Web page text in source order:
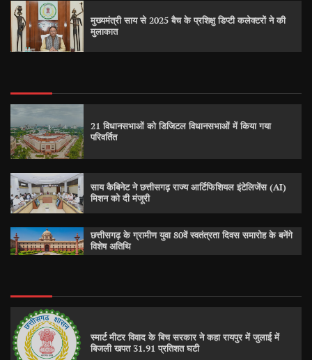
मुख्यमंत्री साय से 2025 बैच के प्रशिक्षु डिप्टी कलेक्टरों ने की
मुलाकात
21 विधानसभाओं को डिजिटल विधानसभाओं में किया गया
परिवर्तित
साय कैबिनेट ने छत्तीसगढ़ राज्य आर्टिफिशियल इंटेलिजेंस (AI)
मिशन को दी मंजूरी
छत्तीसगढ़ के ग्रामीण युवा 80वें स्वतंत्रता दिवस समारोह के बनेंगे
विशेष अतिथि
स्मार्ट मीटर विवाद के बिच सरकार ने कहा रायपुर में जुलाई में
बिजली खपत 31.91 प्रतिशत घटी